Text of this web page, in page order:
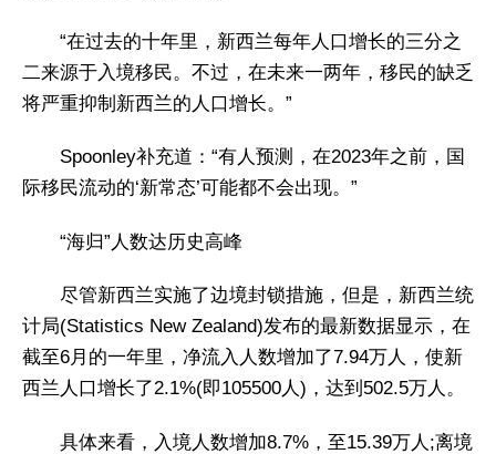
“在过去的十年里，新西兰每年人口增长的三分之
二来源于入境移民。不过，在未来一两年，移民的缺乏
将严重抑制新西兰的人口增长。”
Spoonley补充道：“有人预测，在2023年之前，国
际移民流动的‘新常态’可能都不会出现。”
“海归”人数达历史高峰
尽管新西兰实施了边境封锁措施，但是，新西兰统
计局(Statistics New Zealand)发布的最新数据显示，在
截至6月的一年里，净流入人数增加了7.94万人，使新
西兰人口增长了2.1%(即105500人)，达到502.5万人。
具体来看，入境人数增加8.7%，至15.39万人;离境